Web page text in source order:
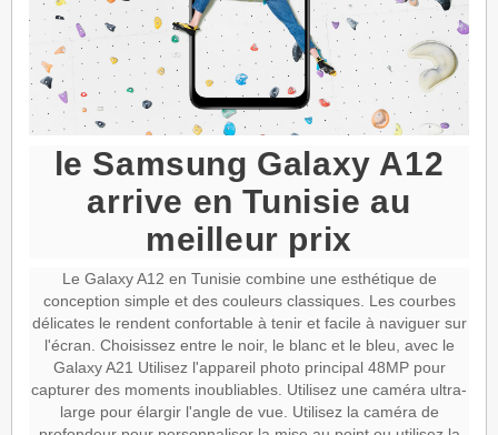
le Samsung Galaxy A12
arrive en Tunisie au
meilleur prix
Le Galaxy A12 en Tunisie combine une esthétique de
conception simple et des couleurs classiques. Les courbes
délicates le rendent confortable à tenir et facile à naviguer sur
l'écran. Choisissez entre le noir, le blanc et le bleu, avec le
Galaxy A21 Utilisez l'appareil photo principal 48MP pour
capturer des moments inoubliables. Utilisez une caméra ultra-
large pour élargir l'angle de vue. Utilisez la caméra de